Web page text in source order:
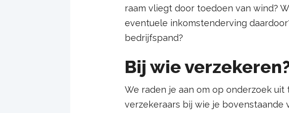
raam vliegt door toedoen van wind?
eventuele inkomstenderving
bedrijfspand?
Bij wie
We raden je aan om op onderzoek
verzekeraars bij wie je